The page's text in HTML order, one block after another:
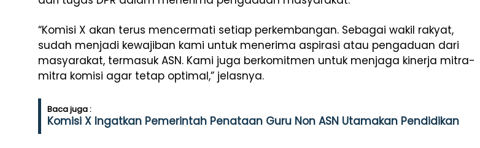
“Komisi X akan terus mencermati setiap perkembangan. Sebagai wakil rakyat,
sudah menjadi kewajiban kami untuk menerima aspirasi atau pengaduan dari
masyarakat, termasuk ASN. Kami juga berkomitmen untuk menjaga kinerja mitra-
mitra komisi agar tetap optimal,” jelasnya.
Baca juga :
Komisi X Ingatkan Pemerintah Penataan Guru Non ASN Utamakan Pendidikan